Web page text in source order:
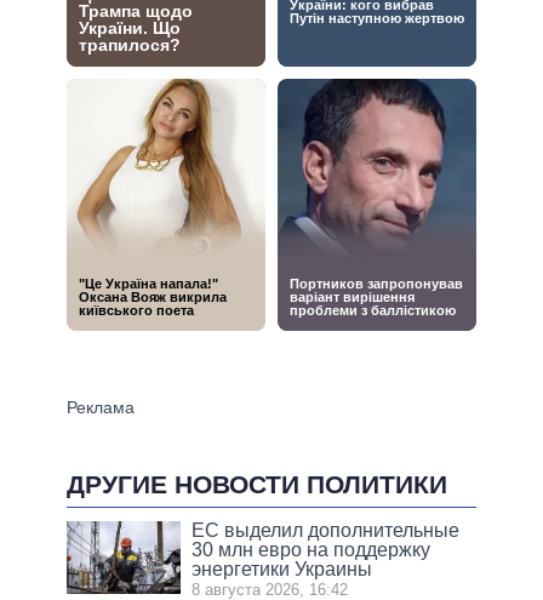
ДРУГИЕ НОВОСТИ ПОЛИТИКИ
ЕС выделил дополнительные
30 млн евро на поддержку
энергетики Украины
8 августа 2026, 16:42